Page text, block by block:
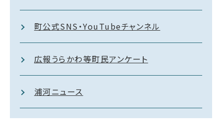
町公式SNS・YouTubeチャンネル
広報うらかわ等町民アンケート
浦河ニュース